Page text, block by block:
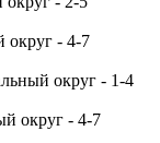
округ - 4-7
округ - 1-4
округ - 4-7